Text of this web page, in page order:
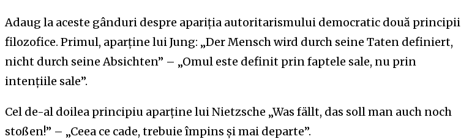
Adaug la aceste gânduri despre apariția autoritarismului democratic două principii
filozofice. Primul, aparține lui Jung: „Der Mensch wird durch seine Taten definiert,
nicht durch seine Absichten” – „Omul este definit prin faptele sale, nu prin
intențiile sale”.
Cel de-al doilea principiu aparține lui Nietzsche „Was fällt, das soll man auch noch
stoßen!” – „Ceea ce cade, trebuie împins și mai departe”.